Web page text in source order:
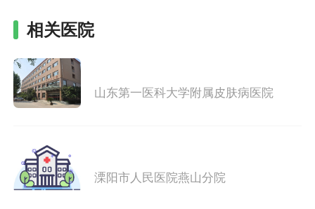
相关医院
山东第一医科大学附属皮肤病医院
溧阳市人民医院燕山分院